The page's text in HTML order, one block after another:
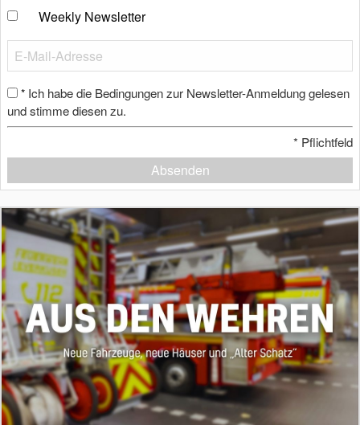
Weekly Newsletter
* Ich habe die Bedingungen zur Newsletter-Anmeldung gelesen
und stimme diesen zu.
* Pflichtfeld
Absenden